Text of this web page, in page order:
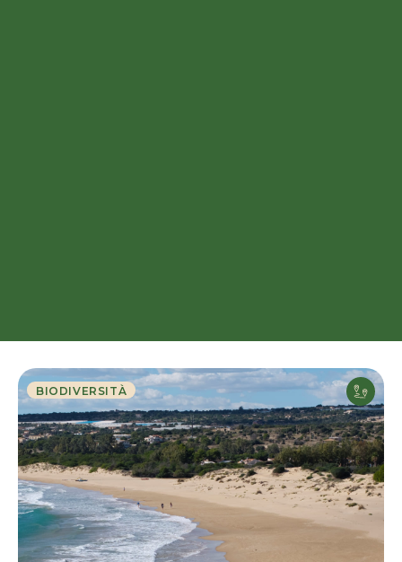
BIODIVERSITÀ